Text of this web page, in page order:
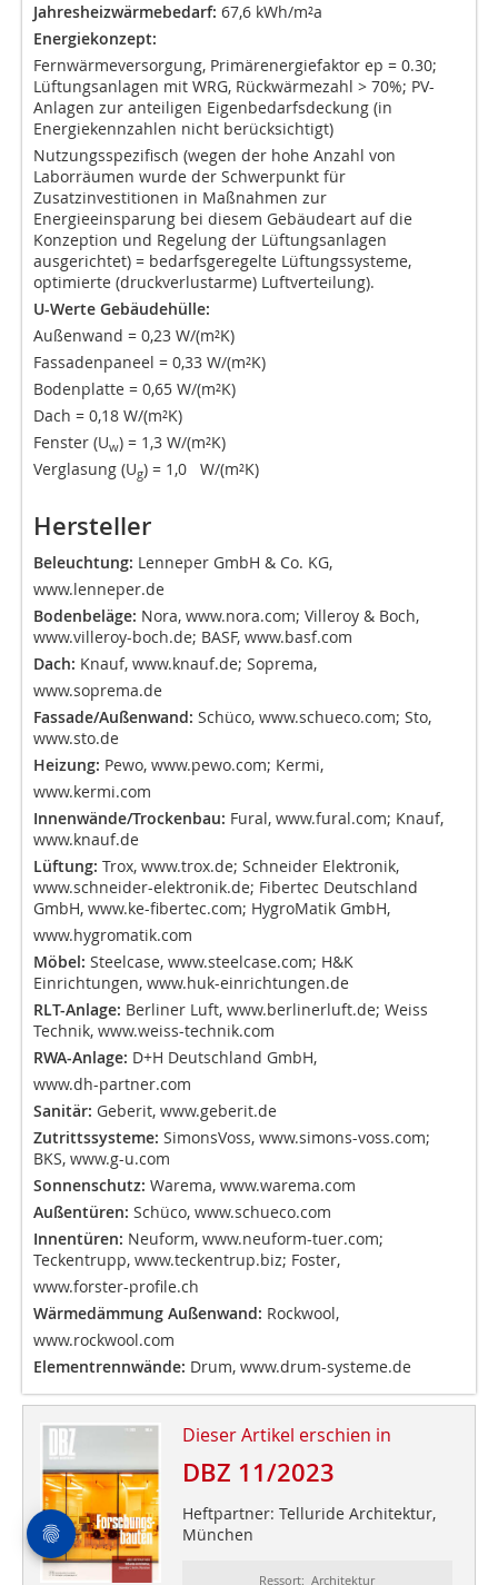
Jahresheizwärmebedarf: 67,6 kWh/m²a
Energiekonzept:
Fernwärmeversorgung, Primärenergiefaktor ep = 0.30;
Lüftungsanlagen mit WRG, Rückwärmezahl > 70%; PV-
Anlagen zur anteiligen Eigenbedarfsdeckung (in
Energiekennzahlen nicht berücksichtigt)
Nutzungsspezifisch (wegen der hohe Anzahl von
Laborräumen wurde der Schwerpunkt für
Zusatzinvestitionen in Maßnahmen zur
Energieeinsparung bei diesem Gebäudeart auf die
Konzeption und Regelung der Lüftungsanlagen
ausgerichtet) = bedarfsgeregelte Lüftungssysteme,
optimierte (druckverlustarme) Luftverteilung).
U-Werte Gebäudehülle:
Außenwand = 0,23 W/(m²K)
Fassadenpaneel = 0,33 W/(m²K)
Bodenplatte = 0,65 W/(m²K)
Dach = 0,18 W/(m²K)
Fenster (Uw) = 1,3 W/(m²K)
Verglasung (Ug) = 1,0 W/(m²K)
Hersteller
Beleuchtung: Lenneper GmbH & Co. KG,
www.lenneper.de
Bodenbeläge: Nora, www.nora.com; Villeroy & Boch,
www.villeroy-boch.de; BASF, www.basf.com
Dach: Knauf, www.knauf.de; Soprema,
www.soprema.de
Fassade/Außenwand: Schüco, www.schueco.com; Sto,
www.sto.de
Heizung: Pewo, www.pewo.com; Kermi,
www.kermi.com
Innenwände/Trockenbau: Fural, www.fural.com; Knauf,
www.knauf.de
Lüftung: Trox, www.trox.de; Schneider Elektronik,
www.schneider-elektronik.de; Fibertec Deutschland
GmbH, www.ke-fibertec.com; HygroMatik GmbH,
www.hygromatik.com
Möbel: Steelcase, www.steelcase.com; H&K
Einrichtungen, www.huk-einrichtungen.de
RLT-Anlage: Berliner Luft, www.berlinerluft.de; Weiss
Technik, www.weiss-technik.com
RWA-Anlage: D+H Deutschland GmbH,
www.dh-partner.com
Sanitär: Geberit, www.geberit.de
Zutrittssysteme: SimonsVoss, www.simons-voss.com;
BKS, www.g-u.com
Sonnenschutz: Warema, www.warema.com
Außentüren: Schüco, www.schueco.com
Innentüren: Neuform, www.neuform-tuer.com;
Teckentrupp, www.teckentrup.biz; Foster,
www.forster-profile.ch
Wärmedämmung Außenwand: Rockwool,
www.rockwool.com
Elementrennwände: Drum, www.drum-systeme.de
Dieser Artikel erschien in
DBZ 11/2023
Heftpartner: Telluride Architektur,
München
Ressort: Architektur